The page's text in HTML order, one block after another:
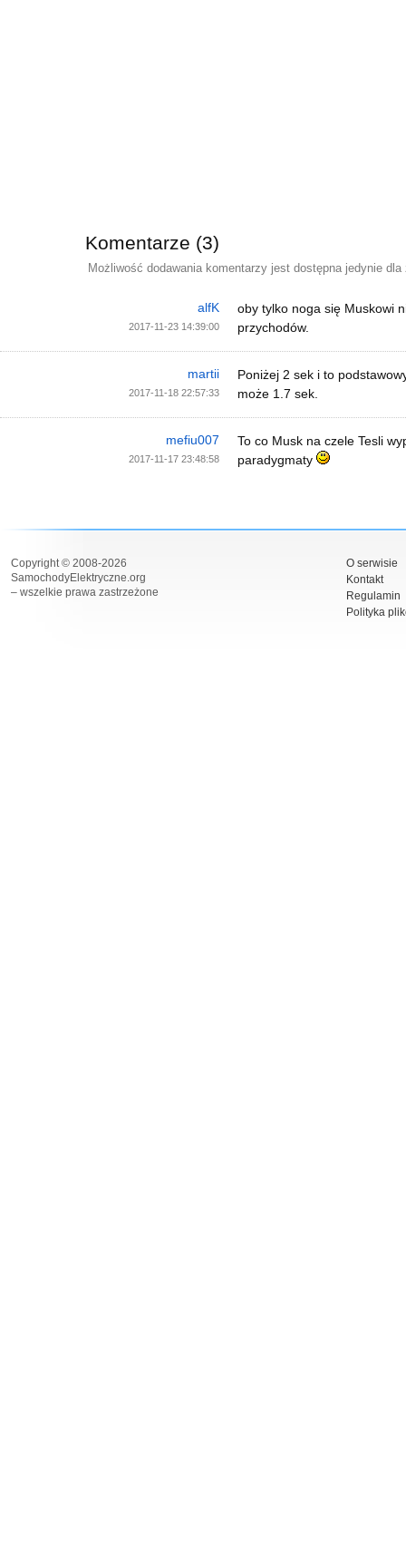
Komentarze (3)
Możliwość dodawania komentarzy jest dostępna jedynie
alfK
2017-11-23 14:39:00
oby tylko noga się Muskowi
przychodów.
martii
2017-11-18 22:57:33
Poniżej 2 sek i to
może 1.7 sek.
mefiu007
2017-11-17 23:48:58
To co Musk na czele Tesli
paradygmaty
Copyright © 2008-2026
SamochodyElektryczne.org
– wszelkie prawa zastrzeżone
O serwisie
Kontakt
Regulamin
Polityka